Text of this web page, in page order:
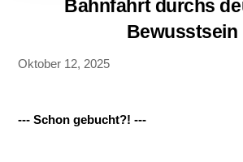
Bahnfahrt durchs
Bewusstsein
Oktober 12, 2025
--- Schon gebucht?! ---